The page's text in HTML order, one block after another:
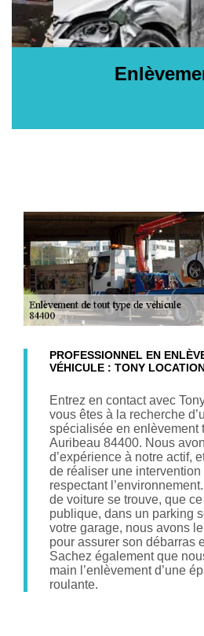
Enlèvement
PROFESSIONNEL EN
VÉHICULE : TONY
Entrez en contact avec
vous êtes à la recherche
spécialisée en enlèvement
Auribeau 84400. Nous
d’expérience à notre actif,
de réaliser une
respectant
de voiture se trouve, que
publique, dans un parking
votre garage, nous avons
pour assurer son débarras
Sachez également que
main l’enlèvement d’une
roulante.